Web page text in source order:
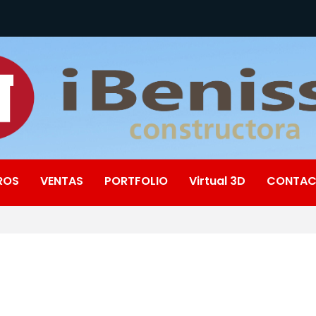
VENTAS PORTFOLIO Virtual 3D